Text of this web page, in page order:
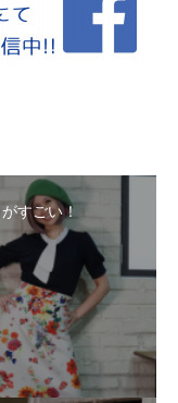
すごい！